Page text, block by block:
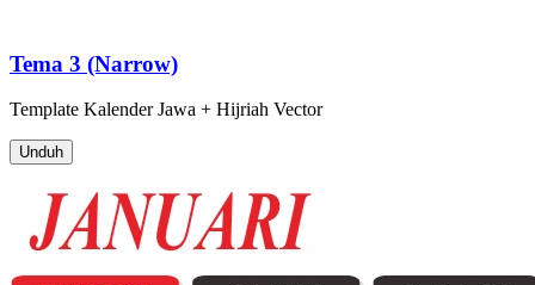
Tema 3 (Narrow)
Template Kalender Jawa + Hijriah Vector
Unduh